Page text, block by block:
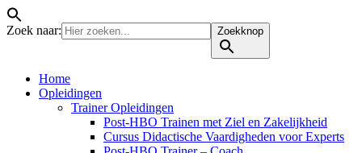
Zoek naar: Zoekknop
Home
Opleidingen
Trainer Opleidingen
Post-HBO Trainen met Ziel en Zakelijkheid
Cursus Didactische Vaardigheden voor Experts